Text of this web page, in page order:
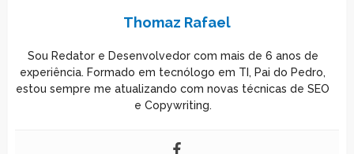
Thomaz Rafael
Sou Redator e Desenvolvedor com mais de 6 anos de
experiência. Formado em tecnólogo em TI, Pai do Pedro,
estou sempre me atualizando com novas técnicas de SEO
e Copywriting.